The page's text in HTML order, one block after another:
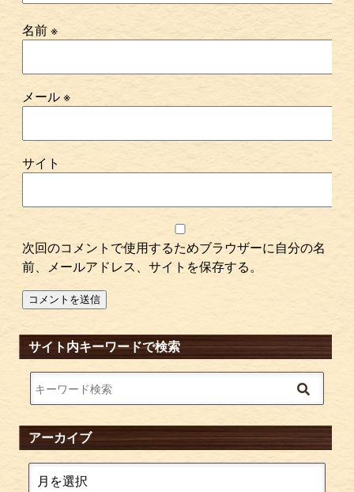
名前※
メール※
サイト
次回のコメントで使用するためブラウザーに自分の名
前、メールアドレス、サイトを保存する。
サイト内キーワードで検索
アーカイブ